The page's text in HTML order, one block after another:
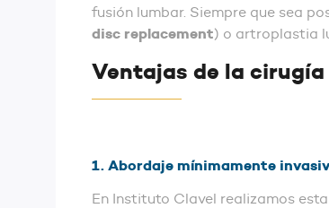
fusión lumbar. Siempre que sea
disc replacement) o artroplastia
Ventajas de la
1. Abordaje mínimamente
En Instituto Clavel realizamos